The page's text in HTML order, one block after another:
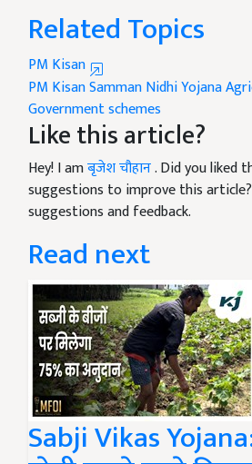
Related Topics
PM Kisan
PM Kisan Samman Nidhi Yojana
Government schemes
Like this article?
Hey! I amबृजेश चौहान. Did you liked
suggestions to improve this article?
suggestions and feedback.
Read next
Sabji Vikas